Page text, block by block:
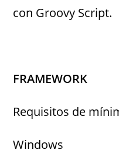
con Groovy Script.
FRAMEWORK
Requisitos de
Windows